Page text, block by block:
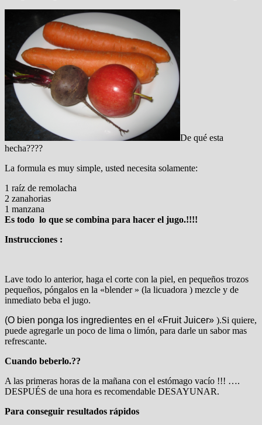
De qué esta
hecha????
La formula es muy simple, usted necesita solamente:
1 raíz de remolacha
2 zanahorias
1 manzana
Es todo lo que se combina para hacer el jugo.!!!!
Instrucciones :
Lave todo lo anterior, haga el corte con la piel, en pequeños trozos
pequeños, póngalos en la «blender » (la licuadora ) mezcle y de
inmediato beba el jugo.
(O bien ponga los ingredientes en el «Fruit Juicer» ).Si quiere,
puede agregarle un poco de lima o limón, para darle un sabor mas
refrescante.
Cuando beberlo.??
A las primeras horas de la mañana con el estómago vacío !!! ….
DESPUÉS de una hora es recomendable DESAYUNAR.
Para conseguir resultados rápidos